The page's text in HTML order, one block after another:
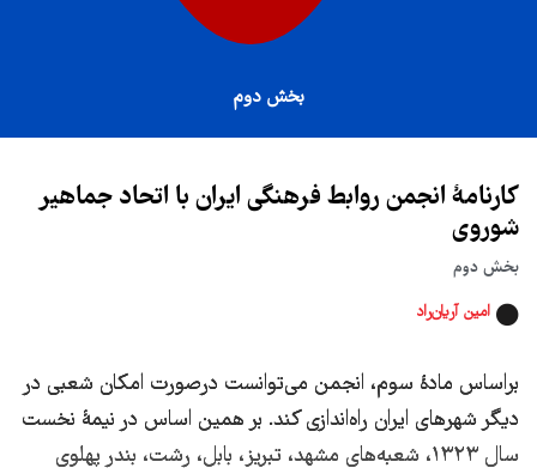
بخش دوم
کارنامۀ انجمن روابط فرهنگی ایران با اتحاد جماهیر
شوروی
بخش دوم
امین آریان‌راد
براساس مادۀ سوم، انجمن می‌توانست درصورت ‌امکان شعبی در
دیگر شهرهای ایران راه‌اندازی کند. بر همین اساس در نیمۀ نخست
سال ۱۳۲۳، شعبه‌‌های مشهد، تبریز، بابل، رشت، بندر پهلوی